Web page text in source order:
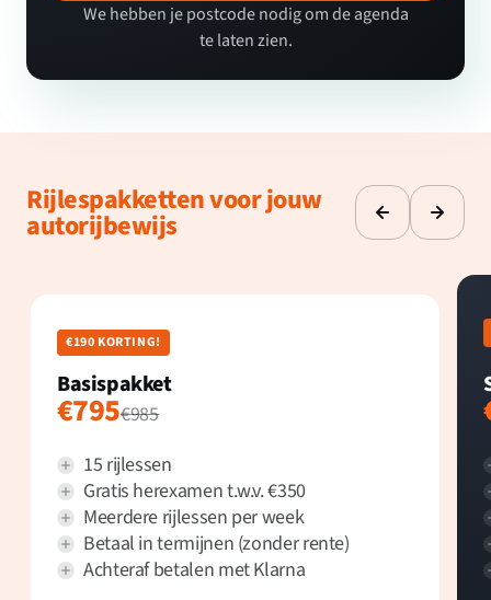
We hebben je postcode nodig om de agenda
te laten zien.
Rijlespakketten voor jouw
autorijbewijs
€190 KORTING!
Basispakket
€795€985
15 rijlessen
Gratis herexamen t.w.v. €350
Meerdere rijlessen per week
Betaal in termijnen (zonder rente)
Achteraf betalen met Klarna